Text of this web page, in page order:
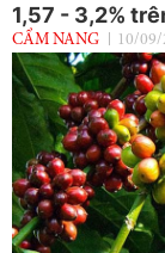
1,57 - 3,2%
CẨM NANG 10/09/